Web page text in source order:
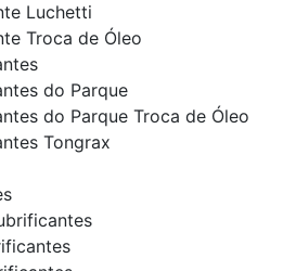
Luchetti
Troca de Óleo
do Parque
do Parque Troca de Óleo
Tongrax